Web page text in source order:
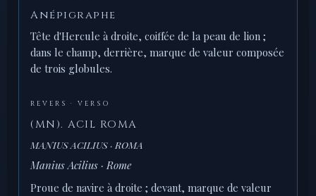
Anépigraphe
Tête d'Hercule à droite, coiffée de la peau de lion ;
dans le champ, derrière, marque de valeur composée
de trois globules.
REVERS · VERSO
(MN). ACIL ROMA
MANIUS ACILIUS · ROMA
Manius Acilius · Rome
Proue de navire à droite ; devant, marque de valeur